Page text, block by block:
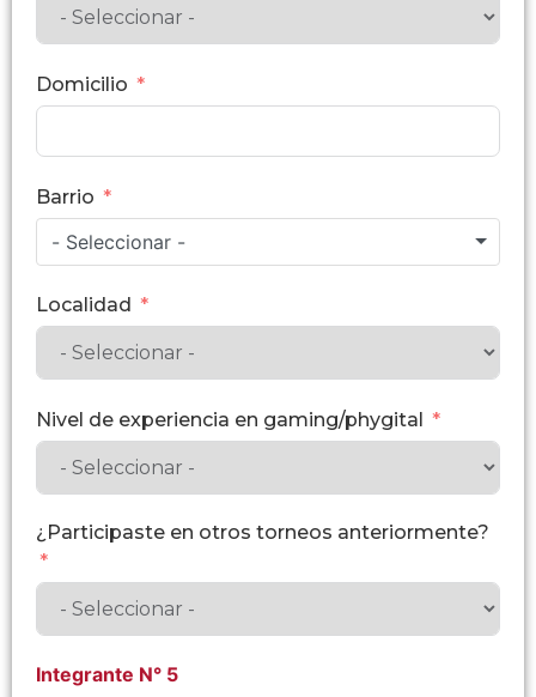
Domicilio
Barrio
- Seleccionar -
Localidad
Nivel de experiencia en gaming/phygital
¿Participaste en otros torneos anteriormente?
Integrante N° 5